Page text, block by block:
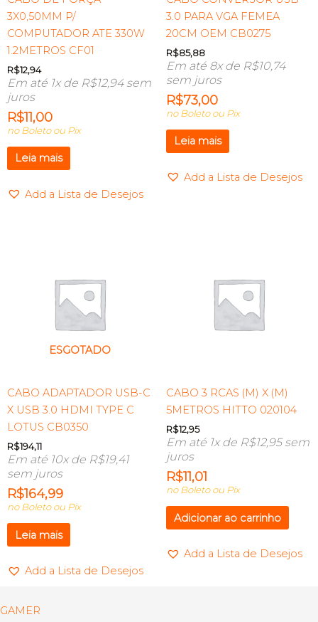
3X0,50MM P/
COMPUTADOR ATE 330W
1.2METROS CF01
R$12,94
Em até 1x de R$12,94sem
juros
R$11,00
no Boleto ou Pix
Leia mais
Add a Lista de Desejos
3.0 PARA VGA FEMEA
20CM OEM CB0275
R$85,88
Em até 8x de R$10,74
sem juros
R$73,00
no Boleto ou Pix
Leia mais
Add a Lista de Desejos
ESGOTADO
CABO ADAPTADOR USB-C
X USB 3.0 HDMI TYPE C
LOTUS CB0350
R$194,11
Em até 10x de R$19,41
sem juros
R$164,99
no Boleto ou Pix
Leia mais
Add a Lista de Desejos
CABO 3 RCAS (M) X (M)
5METROS HITTO 020104
R$12,95
Em até 1x de R$12,95sem
juros
R$11,01
no Boleto ou Pix
Adicionar ao carrinho
Add a Lista de Desejos
GAMER